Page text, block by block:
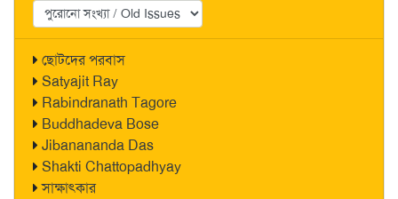
ছোটদের পরবাস
Satyajit Ray
Rabindranath Tagore
Buddhadeva Bose
Jibanananda Das
Shakti Chattopadhyay
সাক্ষাৎকার